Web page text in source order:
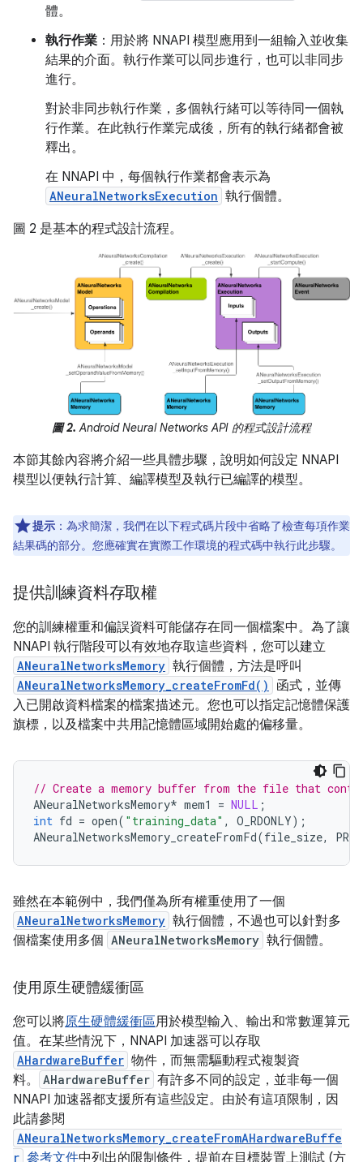
體。
執行作業 ：用於將 NNAPI 模型應用到一組輸入並收集
結果的介面。執行作業可以同步進行，也可以非同步
進行。
對於非同步執行作業，多個執行緒可以等待同一個執
行作業。在此執行作業完成後，所有的執行緒都會被
釋出。
在 NNAPI 中，每個執行作業都會表示為
ANeuralNetworksExecution 執行個體。
圖 2 是基本的程式設計流程。
圖 2. Android Neural Networks API 的程式設計流程
本節其餘內容將介紹一些具體步驟，說明如何設定 NNAPI
模型以便執行計算、編譯模型及執行已編譯的模型。
提示 ：為求簡潔，我們在以下程式碼片段中省略了檢查每項作業
結果碼的部分。您應確實在實際工作環境的程式碼中執行此步驟。
提供訓練資料存取權
您的訓練權重和偏誤資料可能儲存在同一個檔案中。為了讓
NNAPI 執行階段可以有效地存取這些資料，您可以建立
ANeuralNetworksMemory 執行個體，方法是呼叫
ANeuralNetworksMemory_createFromFd()
函式，並傳
入已開啟資料檔案的檔案描述元。您也可以指定記憶體保護
旗標，以及檔案中共用記憶體區域開始處的偏移量。
// Create a memory buffer from the file that
ANeuralNetworksMemory* mem1 = NULL ;
int fd = open( "training_data" , O_RDONLY);
ANeuralNetworksMemory_createFromFd(file_size,
雖然在本範例中，我們僅為所有權重使用了一個
ANeuralNetworksMemory 執行個體，不過也可以針對多
個檔案使用多個 ANeuralNetworksMemory 執行個體。
使用原生硬體緩衝區
您可以將原生硬體緩衝區用於模型輸入、輸出和常數運算元
值。在某些情況下，NNAPI 加速器可以存取
AHardwareBuffer 物件，而無需驅動程式複製資
料。
AHardwareBuffer 有許多不同的設定，並非每一個
NNAPI 加速器都支援所有這些設定。由於有這項限制，因
此請參閱
ANeuralNetworksMemory_createFromAHardwareBuffe
r 參考文件中列出的限制條件，提前在目標裝置上測試 (方